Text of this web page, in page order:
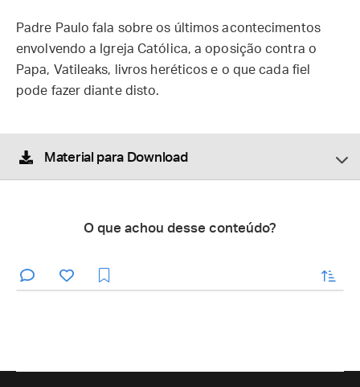
Padre Paulo fala sobre os últimos acontecimentos
envolvendo a Igreja Católica, a oposição contra o
Papa, Vatileaks, livros heréticos e o que cada fiel
pode fazer diante disto.
Material para Download
O que achou desse conteúdo?
enviar